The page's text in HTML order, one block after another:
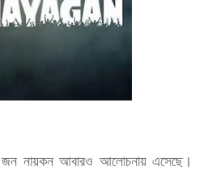
জন নায়কন আবারও আলোচনায় এসেছে।